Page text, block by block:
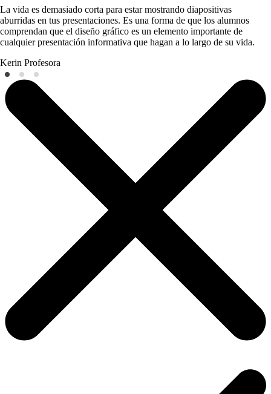
La vida es demasiado corta para estar mostrando diapositivas
aburridas en tus presentaciones. Es una forma de que los alumnos
comprendan que el diseño gráfico es un elemento importante de
cualquier presentación informativa que hagan a lo largo de su vida.
Kerin Profesora